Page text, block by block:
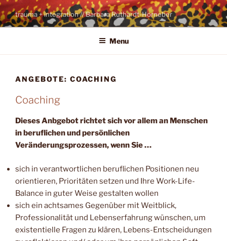
Skip
to
content
trauma + integration // Barbara Ruthardt-Horneber
Menu
ANGEBOTE: COACHING
Coaching
Dieses Anbgebot richtet sich vor allem an Menschen
in beruflichen und persönlichen
Veränderungsprozessen, wenn Sie …
sich in verantwortlichen beruflichen Positionen neu
orientieren, Prioritäten setzen und Ihre Work-Life-
Balance in guter Weise gestalten wollen
sich ein achtsames Gegenüber mit Weitblick,
Professionalität und Lebenserfahrung wünschen, um
existentielle Fragen zu klären, Lebens-Entscheidungen